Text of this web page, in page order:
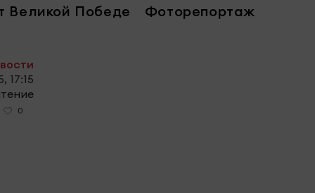
Великой Победе Фоторепортаж
17:15
0